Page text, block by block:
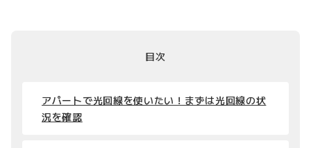
目次
アパートで光回線を使いたい！まずは光回線の状
況を確認